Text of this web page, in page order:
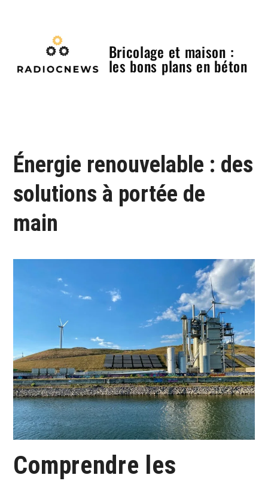
Bricolage et maison :
les bons plans en béton
Énergie renouvelable : des
solutions à portée de
main
Comprendre les